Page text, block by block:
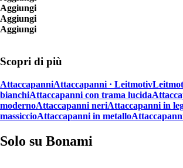
Aggiungi
Aggiungi
Aggiungi
Scopri di più
AttaccapanniAttaccapanni · Leitmotiv
bianchiAttaccapanni con trama lucida
modernoAttaccapanni neriAttaccapanni in
massiccioAttaccapanni in metallo
Solo su Bonami